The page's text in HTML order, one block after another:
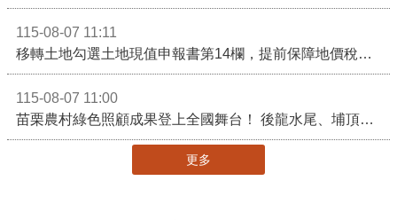
115-08-07 11:11
移轉土地勾選土地現值申報書第14欄，提前保障地價稅節稅權益
115-08-07 11:00
苗栗農村綠色照顧成果登上全國舞台！ 後龍水尾、埔頂社區前進2026高齡健康產業博覽會
更多